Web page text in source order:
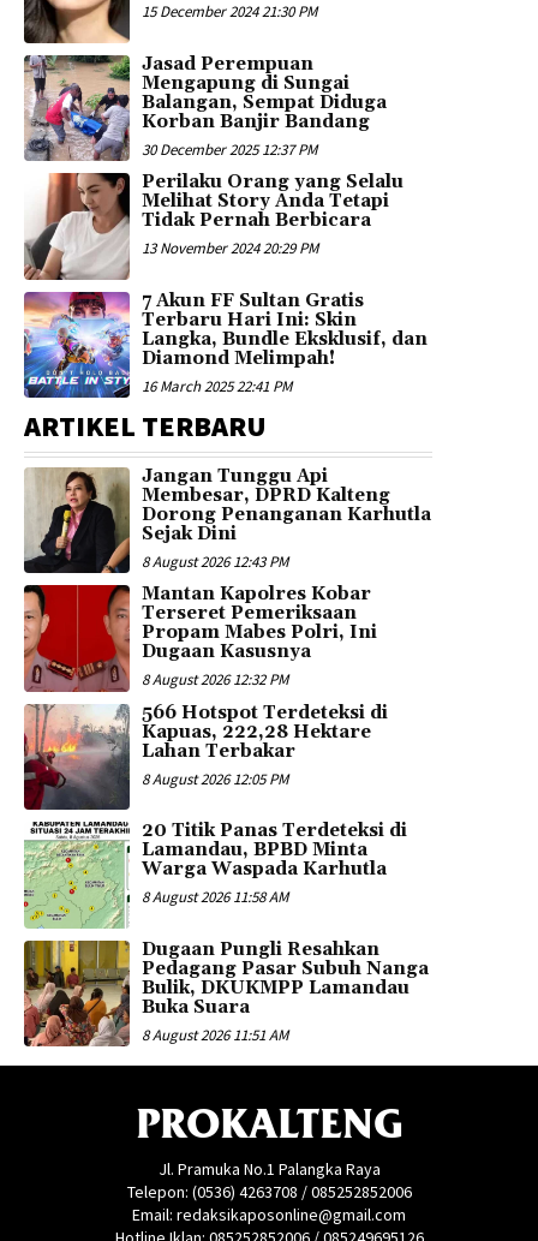
15 December 2024 21:30 PM
Jasad Perempuan
Mengapung di Sungai
Balangan, Sempat Diduga
Korban Banjir Bandang
30 December 2025 12:37 PM
Perilaku Orang yang Selalu
Melihat Story Anda Tetapi
Tidak Pernah Berbicara
13 November 2024 20:29 PM
7 Akun FF Sultan Gratis
Terbaru Hari Ini: Skin
Langka, Bundle Eksklusif, dan
Diamond Melimpah!
16 March 2025 22:41 PM
ARTIKEL TERBARU
Jangan Tunggu Api
Membesar, DPRD Kalteng
Dorong Penanganan Karhutla
Sejak Dini
8 August 2026 12:43 PM
Mantan Kapolres Kobar
Terseret Pemeriksaan
Propam Mabes Polri, Ini
Dugaan Kasusnya
8 August 2026 12:32 PM
566 Hotspot Terdeteksi di
Kapuas, 222,28 Hektare
Lahan Terbakar
8 August 2026 12:05 PM
20 Titik Panas Terdeteksi di
Lamandau, BPBD Minta
Warga Waspada Karhutla
8 August 2026 11:58 AM
Dugaan Pungli Resahkan
Pedagang Pasar Subuh Nanga
Bulik, DKUKMPP Lamandau
Buka Suara
8 August 2026 11:51 AM
PROKALTENG
Jl. Pramuka No.1 Palangka Raya
Telepon: (0536) 4263708 / 085252852006
Email: redaksikaposonline@gmail.com